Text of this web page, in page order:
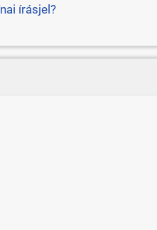
írásjel?